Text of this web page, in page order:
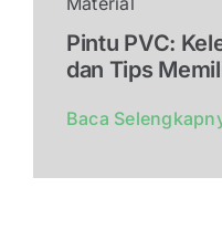
Pintu PVC:
dan Tips
Baca